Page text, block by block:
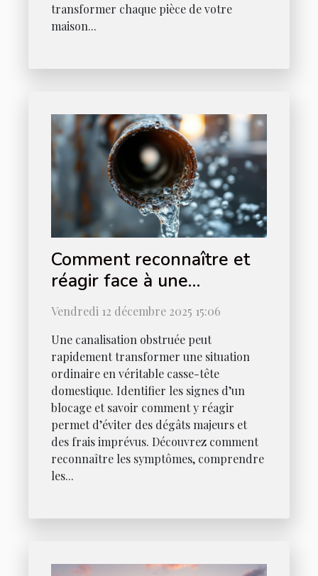
transformer chaque pièce de votre
maison...
Comment reconnaître et
réagir face à une
canalisation obstruée ?
Vendredi 12 décembre 2025 15:06
Une canalisation obstruée peut
rapidement transformer une situation
ordinaire en véritable casse-tête
domestique. Identifier les signes d’un
blocage et savoir comment y réagir
permet d’éviter des dégâts majeurs et
des frais imprévus. Découvrez comment
reconnaître les symptômes, comprendre
les...